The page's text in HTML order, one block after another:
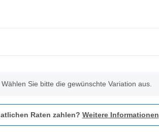
Sie bitte die gewünschte Variation aus.
Raten zahlen? Weitere Informationen